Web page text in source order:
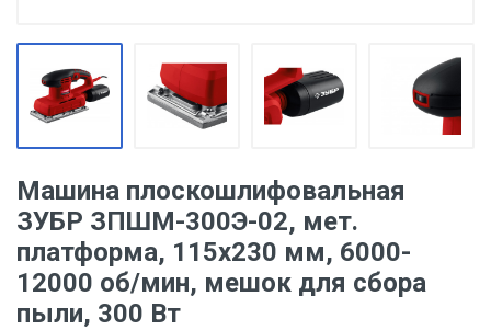
Машина плоскошлифовальная
ЗУБР ЗПШМ-300Э-02, мет.
платформа, 115х230 мм, 6000-
12000 об/мин, мешок для сбора
пыли, 300 Вт